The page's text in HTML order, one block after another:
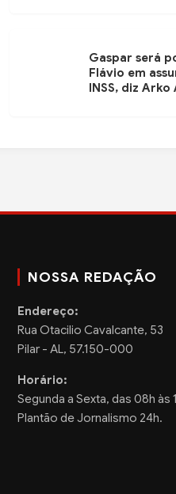
Gaspar será
Flávio em
INSS, diz Arko
NOSSA REDAÇÃO
Endereço:
Rua Otacilio Cavalcante, 53
Pilar - AL, 57.150-000
Horário:
Segunda a Sexta, das 08h às
Plantão de Jornalismo 24h.